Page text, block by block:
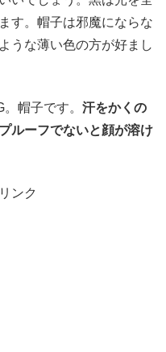
す。帽子は邪魔にならな
うな薄い色の方が好まし
帽子です。 汗をかくの
ルーフでないと顔が溶け
ンク